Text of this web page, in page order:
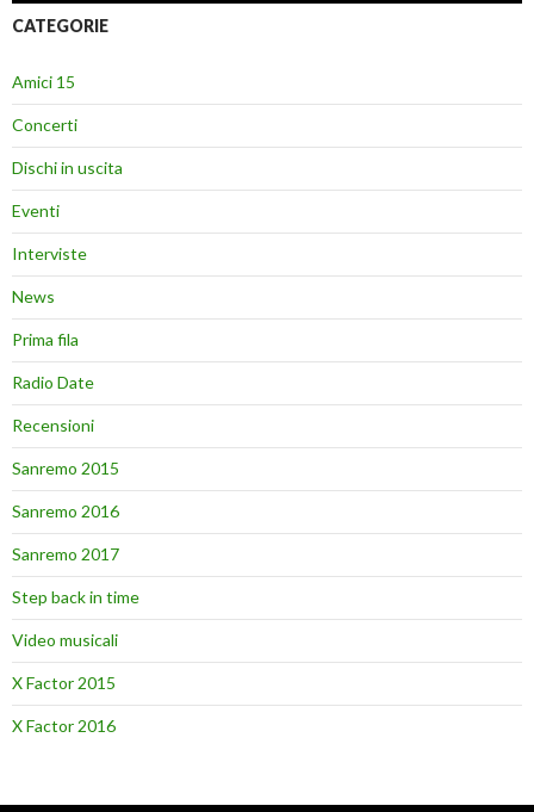
CATEGORIE
Amici 15
Concerti
Dischi in uscita
Eventi
Interviste
News
Prima fila
Radio Date
Recensioni
Sanremo 2015
Sanremo 2016
Sanremo 2017
Step back in time
Video musicali
X Factor 2015
X Factor 2016